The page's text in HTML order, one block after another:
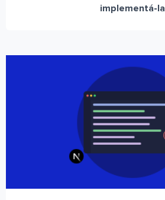
implementá-la